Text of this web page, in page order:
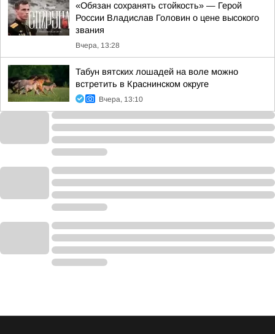
«Обязан сохранять стойкость» — Герой
России Владислав Головин о цене высокого
звания
Вчера, 13:28
Табун вятских лошадей на воле можно
встретить в Краснинском округе
Вчера, 13:10